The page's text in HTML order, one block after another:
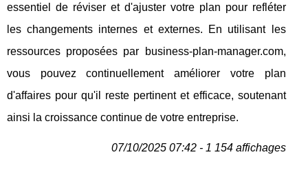
essentiel de réviser et d'ajuster votre plan pour refléter
les changements internes et externes. En utilisant les
ressources proposées par business-plan-manager.com,
vous pouvez continuellement améliorer votre plan
d'affaires pour qu'il reste pertinent et efficace, soutenant
ainsi la croissance continue de votre entreprise.
07/10/2025 07:42 - 1 154 affichages